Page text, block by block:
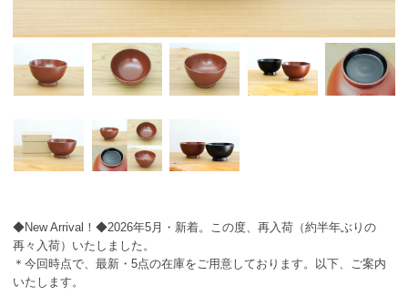
◆New Arrival！◆2026年5月・新着。この度、再入荷（約半年ぶりの
再々入荷）いたしました。
＊今回時点で、最新・5点の在庫をご用意しております。以下、ご案内
いたします。